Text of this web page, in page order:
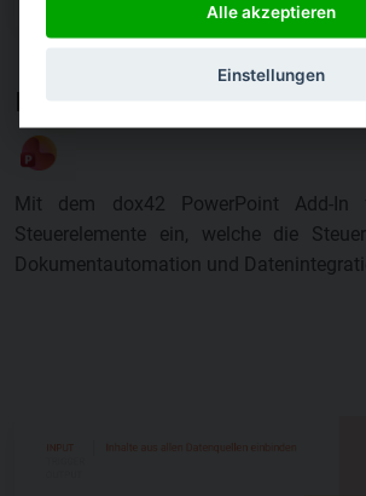
Mit dem dox42 PowerPoint Add-In
Steuerelemente ein, welche die
Dokumentautomation und
Alle akzeptieren
Einstellungen